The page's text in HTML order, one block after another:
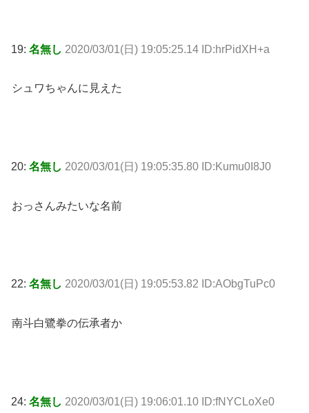
19: 名無し 2020/03/01(日) 19:05:25.14 ID:hrPidXH+a
シュワちゃんに見えた
20: 名無し 2020/03/01(日) 19:05:35.80 ID:Kumu0I8J0
おっさんみたいな名前
22: 名無し 2020/03/01(日) 19:05:53.82 ID:AObgTuPc0
南斗白鷺拳の伝承者か
24: 名無し 2020/03/01(日) 19:06:01.10 ID:fNYCLoXe0